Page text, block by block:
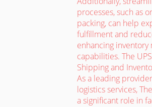
processes, such as
packing, can help
fulfillment and
enhancing inventory
capabilities. The
Shipping and
As a leading
logistics services,
a significant role in